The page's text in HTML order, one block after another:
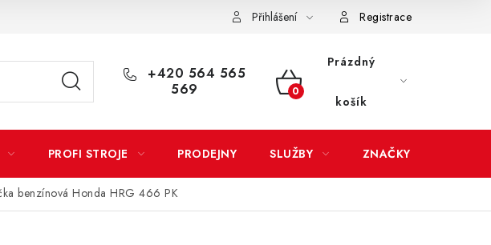
EXPEDICE ZBOŽÍ REKLAMACE ZAKOUPENÉHO ZBOŽÍ
Přihlášení Registrace
+420 564 565
569
NÁKUPNÍ
Prázdný
košík
PROFI STROJE PRODEJNY SLUŽBY ZNAČKY
benzínová Honda HRG 466 PK